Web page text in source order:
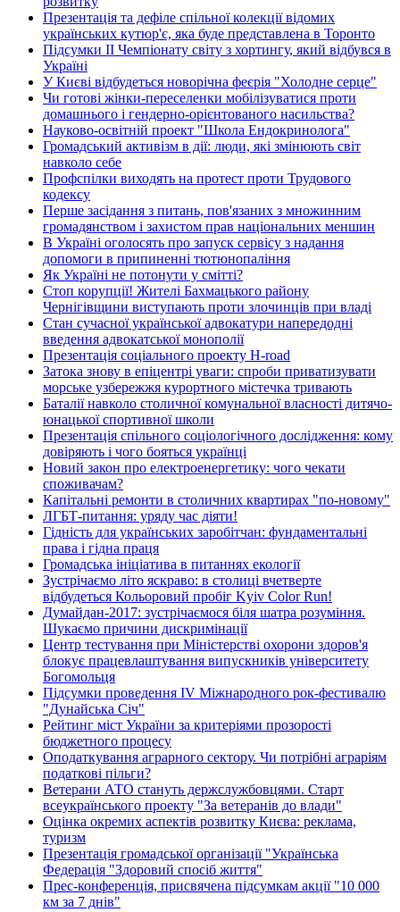
Презентація та дефіле спільної колекції відомих
українських кутюр'є, яка буде представлена в Торонто
Підсумки ІІ Чемпіонату світу з хортингу, який відбувся в
Україні
У Києві відбудеться новорічна феєрія "Холодне серце"
Чи готові жінки-переселенки мобілізуватися проти
домашнього і гендерно-орієнтованого насильства?
Науково-освітній проект "Школа Ендокринолога"
Громадський активізм в дії: люди, які змінюють світ
навколо себе
Профспілки виходять на протест проти Трудового
кодексу
Перше засідання з питань, пов'язаних з множинним
громадянством і захистом прав національних меншин
В Україні оголосять про запуск сервісу з надання
допомоги в припиненні тютюнопаління
Як Україні не потонути у смітті?
Стоп корупції! Жителі Бахмацького району
Чернігівщини виступають проти злочинців при владі
Стан сучасної української адвокатури напередодні
введення адвокатської монополії
Презентація соціального проекту H-road
Затока знову в епіцентрі уваги: спроби приватизувати
морське узбережжя курортного містечка тривають
Баталії навколо столичної комунальної власності дитячо-
юнацької спортивної школи
Презентація спільного соціологічного дослідження: кому
довіряють і чого бояться українці
Новий закон про електроенергетику: чого чекати
споживачам?
Капітальні ремонти в столичних квартирах "по-новому"
ЛГБТ-питання: уряду час діяти!
Гідність для українських заробітчан: фундаментальні
права і гідна праця
Громадська ініціатива в питаннях екології
Зустрічаємо літо яскраво: в столиці вчетверте
відбудеться Кольоровий пробіг Kyiv Color Run!
Думайдан-2017: зустрічаємося біля шатра розуміння.
Шукаємо причини дискримінації
Центр тестування при Міністерстві охорони здоров'я
блокує працевлаштування випускників університету
Богомольця
Підсумки проведення IV Міжнародного рок-фестивалю
"Дунайська Січ"
Рейтинг міст України за критеріями прозорості
бюджетного процесу
Оподаткування аграрного сектору. Чи потрібні аграріям
податкові пільги?
Ветерани АТО стануть держслужбовцями. Старт
всеукраїнського проекту "За ветеранів до влади"
Оцінка окремих аспектів розвитку Києва: реклама,
туризм
Презентація громадської організації "Українська
Федерація "Здоровий спосіб життя"
Прес-конференція, присвячена підсумкам акції "10 000
км за 7 днів"